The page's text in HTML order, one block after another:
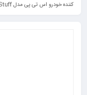
کننده خودرو اس تی پی مدل Tuff Stuff